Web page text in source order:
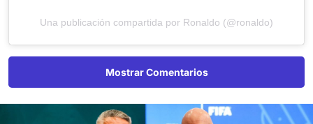
Una publicación compartida por Ronaldo (@ronaldo)
Mostrar Comentarios